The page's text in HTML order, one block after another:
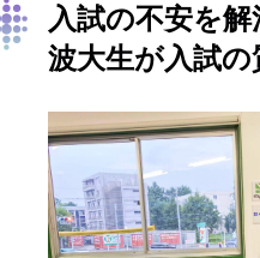
入試の不安を
波大生が入試